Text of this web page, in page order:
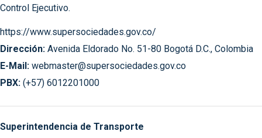
Control Ejecutivo.
https://www.supersociedades.gov.co/
Dirección: Avenida Eldorado No. 51-80 Bogotá D.C., Colombia
E-Mail: webmaster@supersociedades.gov.co
PBX: (+57) 6012201000
Superintendencia de Transporte